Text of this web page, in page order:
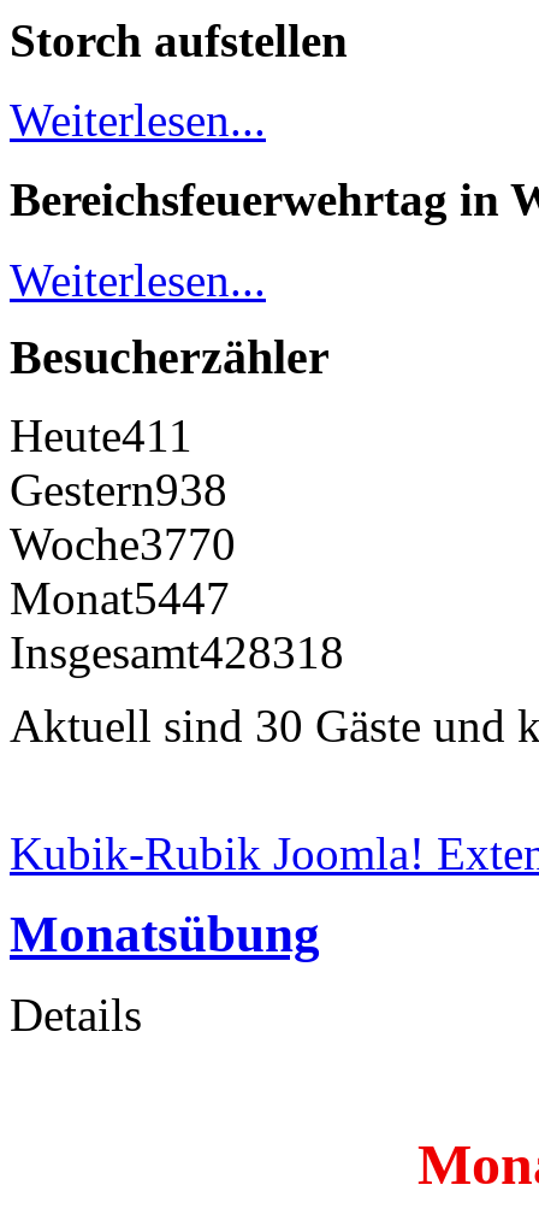
Storch aufstellen
Weiterlesen...
Bereichsfeuerwehrtag in
Weiterlesen...
Besucherzähler
Heute411
Gestern938
Woche3770
Monat5447
Insgesamt428318
Aktuell sind 30 Gäste und
Kubik-Rubik Joomla!
Monatsübung
Details